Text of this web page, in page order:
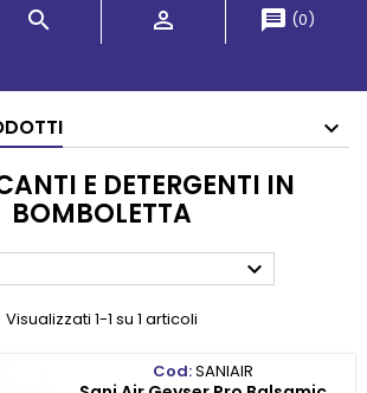
  message (0)
E DETERGENTI IN
BOMBOLETTA

Visualizzati 1-1 su 1 articoli
Cod:SANIAIR